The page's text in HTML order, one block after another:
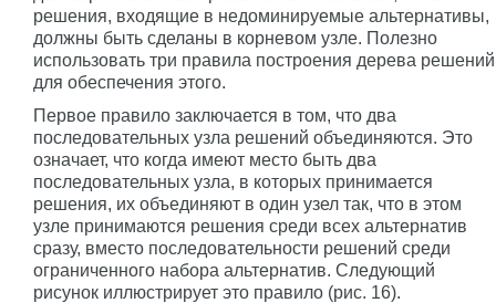
решения, входящие в недоминируемые альтернативы,
должны быть сделаны в корневом узле. Полезно
использовать три правила построения дерева решений
для обеспечения этого.
Первое правило заключается в том, что два
последовательных узла решений объединяются. Это
означает, что когда имеют место быть два
последовательных узла, в которых принимается
решения, их объединяют в один узел так, что в этом
узле принимаются решения среди всех альтернатив
сразу, вместо последовательности решений среди
ограниченного набора альтернатив. Следующий
рисунок иллюстрирует это правило (рис. 16).